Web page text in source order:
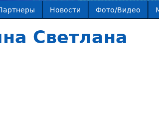
Новости Фото/Видео
Светлана